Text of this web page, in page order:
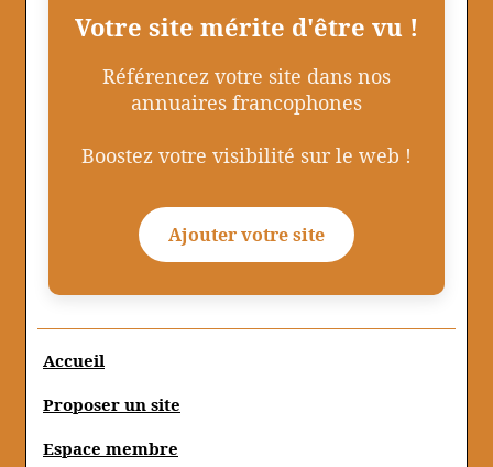
Votre site mérite d'être vu !
Référencez votre site dans nos
annuaires francophones
Boostez votre visibilité sur le web !
Ajouter votre site
Accueil
Proposer un site
Espace membre